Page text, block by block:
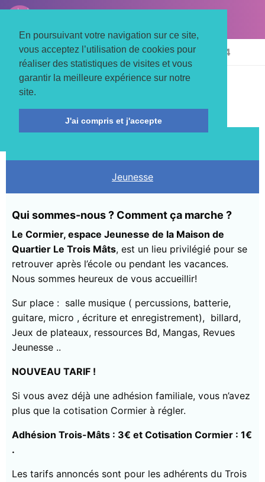
En poursuivant votre navigation sur ce site,
vous acceptez l’utilisation de cookies pour
réaliser des statistiques de visites et vous
garantir la meilleure expérience sur notre
site.
J'ai compris et j'accepte
LE TROIS MATS
Accueil Actualités Jeunesse Octobre 24
A PARTIR DE 12 ANS
Jeunesse
Qui sommes-nous ? Comment ça marche ?
Le Cormier, espace Jeunesse de la Maison de
Quartier Le Trois Mâts, est un lieu privilégié pour se
retrouver après l’école ou pendant les vacances.
Nous sommes heureux de vous accueillir!
Sur place : salle musique ( percussions, batterie,
guitare, micro , écriture et enregistrement), billard,
Jeux de plateaux, ressources Bd, Mangas, Revues
Jeunesse ..
NOUVEAU TARIF !
Si vous avez déjà une adhésion familiale, vous n’avez
plus que la cotisation Cormier à régler.
Adhésion Trois-Mâts : 3€ et Cotisation Cormier : 1€
.
Les tarifs annoncés sont pour les adhérents du Trois